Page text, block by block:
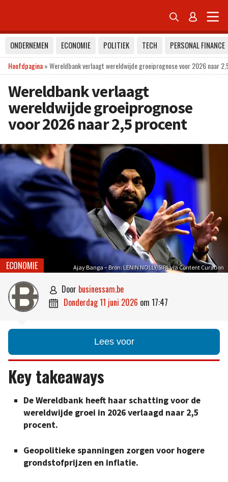
 
ONDERNEMEN ECONOMIE POLITIEK TECH
PERSONAL FINANCE
Hoofdpagina»Wereldbank verlaagt wereldwijde groeiprognose voor 2026 naar
Wereldbank verlaagt
wereldwijde groeiprognose
voor 2026 naar 2,5 procent
Ajay Banga – Bron: LENIN NOLLY/SIPA via Content Curation
ECONOMIE
 door businessam.be
 donderdag 11 juni 2026 om 17:47
Lees voor
Key takeaways
De Wereldbank heeft haar schatting voor de
wereldwijde groei in 2026 verlaagd naar 2,5
procent.
Geopolitieke spanningen zorgen voor hogere
grondstofprijzen en inflatie.